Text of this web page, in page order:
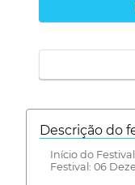
Descrição do
Início do
Festival: 06